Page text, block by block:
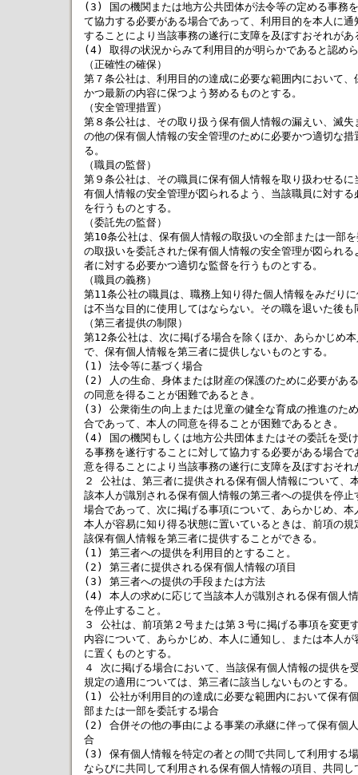
(3) 国の機関または地方公共団体が法令等の定める事務
て協力する必要がある場合であって、利用目的を本人に通
することにより当該事務の遂行に支障を及ぼすおそれがあ
(4) 取得の状況からみて利用目的が明らかであると認め
（正確性の確保）
第７条公社は、利用目的の達成に必要な範囲内において、
かつ最新の内容に保つよう努めるものとする。
（安全管理措置）
第８条公社は、その取り扱う保有個人情報の漏えい、滅失
の他の保有個人情報の安全管理のために必要かつ適切な措
る。
（職員の監督）
第９条公社は、その職員に保有個人情報を取り扱わせるに
有個人情報の安全管理が図られるよう、当該職員に対する
を行うものとする。
（委託先の監督）
第10条公社は、保有個人情報の取扱いの全部または一部
の取扱いを委託された保有個人情報の安全管理が図られる
者に対する必要かつ適切な監督を行うものとする。
（職員の義務）
第11条公社の職員は、職務上知り得た個人情報をみだり
は不当な目的に使用してはならない。その職を退いた後も
（第三者提供の制限）
第12条公社は、次に掲げる場合を除くほか、あらかじめ
で、保有個人情報を第三者に提供しないものとする。
(1) 法令等に基づく場合
(2) 人の生命、身体または財産の保護のために必要があ
の同意を得ることが困難であるとき。
(3) 公衆衛生の向上または児童の健全な育成の推進のた
合であって、本人の同意を得ることが困難であるとき。
(4) 国の機関もしくは地方公共団体またはその委託を受
る事務を遂行することに対して協力する必要がある場合で
意を得ることにより当該事務の遂行に支障を及ぼすおそれ
２ 公社は、第三者に提供される保有個人情報について、
該本人が識別される保有個人情報の第三者への提供を停止
場合であって、次に掲げる事項について、あらかじめ、本
本人が容易に知り得る状態に置いているときは、前項の規
該保有個人情報を第三者に提供することができる。
(1) 第三者への提供を利用目的とすること。
(2) 第三者に提供される保有個人情報の項目
(3) 第三者への提供の手段または方法
(4) 本人の求めに応じて当該本人が識別される保有個人
を停止すること。
３ 公社は、前項第２号または第３号に掲げる事項を変更
内容について、あらかじめ、本人に通知し、または本人が
に置くものとする。
４ 次に掲げる場合において、当該保有個人情報の提供を
規定の適用については、第三者に該当しないものとする。
(1) 公社が利用目的の達成に必要な範囲内において保有
部または一部を委託する場合
(2) 合併その他の事由による事業の承継に伴って保有個
合
(3) 保有個人情報を特定の者との間で共同して利用する
ならびに共同して利用される保有個人情報の項目、共同し